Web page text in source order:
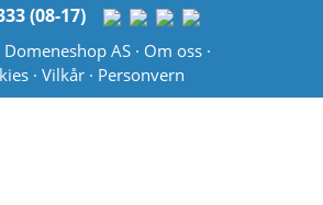
(08-17)
AS · Om oss·
· Vilkår· Personvern